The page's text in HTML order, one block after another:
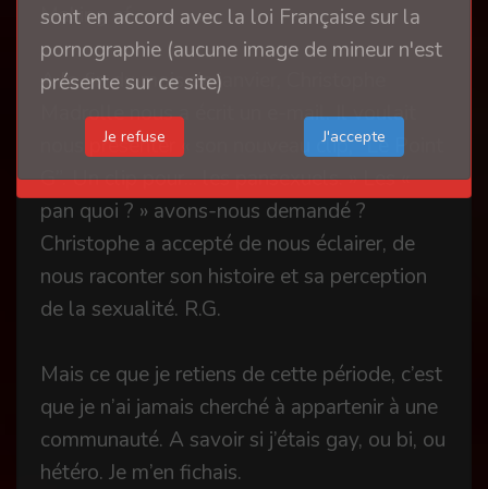
Making of
A la fin du mois de janvier, Christophe
Madrolle nous a écrit un e-mail. Il voulait
nous présenter « son nouveau clip, “Le Point
G”. Un clip pour... les pansexuels. » Les «
pan quoi ? » avons-nous demandé ?
Christophe a accepté de nous éclairer, de
nous raconter son histoire et sa perception
de la sexualité. R.G.
Mais ce que je retiens de cette période, c’est
que je n’ai jamais cherché à appartenir à une
communauté. A savoir si j’étais gay, ou bi, ou
hétéro. Je m’en fichais.
sont en accord avec la loi Française sur la
pornographie (aucune image de mineur n'est
présente sur ce site)
Je refuse